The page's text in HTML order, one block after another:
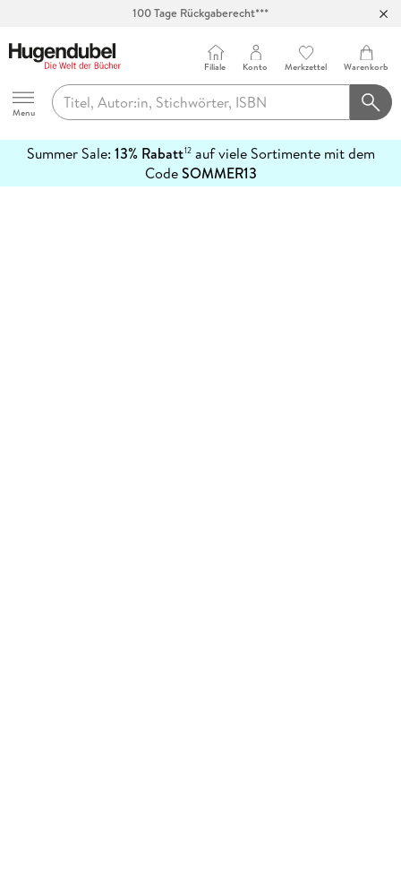
100 Tage Rückgaberecht***
Hugendubel
Menu
Filiale Konto Merkzettel Warenkorb
Summer Sale: 13% Rabatt12auf viele Sortimente mit dem
CodeSOMMER13
erfahren